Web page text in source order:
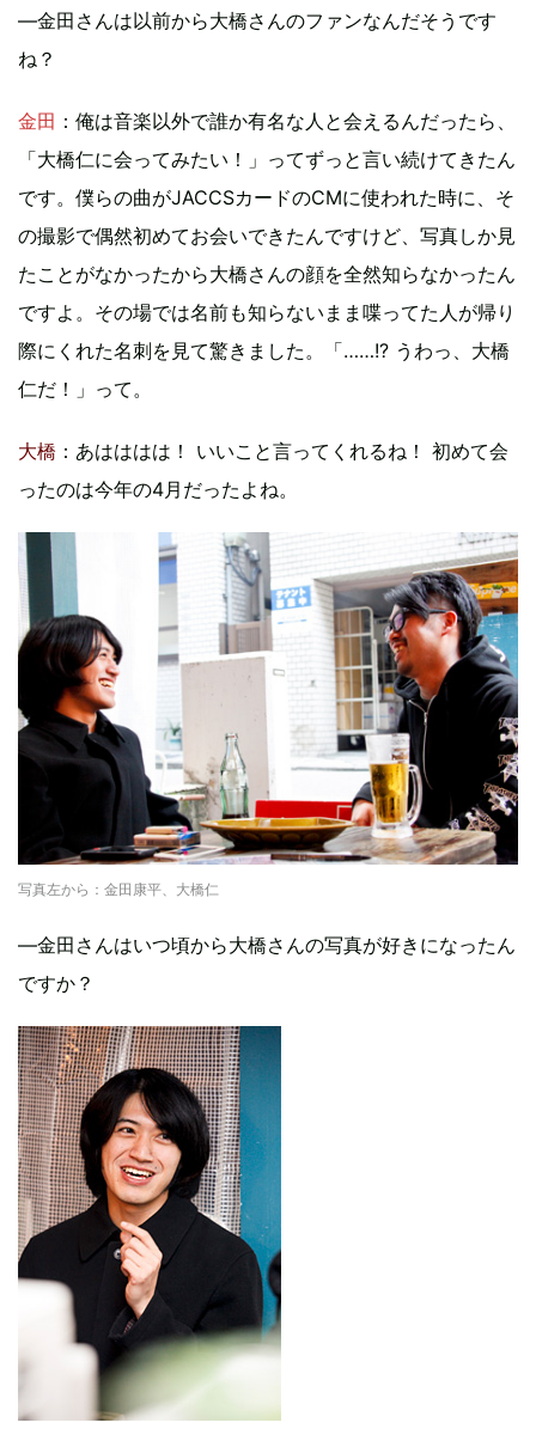
―金田さんは以前から大橋さんのファンなんだそうです
ね？
金田 ：俺は音楽以外で誰か有名な人と会えるんだったら、
「大橋仁に会ってみたい！」ってずっと言い続けてきたん
です。僕らの曲がJACCSカードのCMに使われた時に、そ
の撮影で偶然初めてお会いできたんですけど、写真しか見
たことがなかったから大橋さんの顔を全然知らなかったん
ですよ。その場では名前も知らないまま喋ってた人が帰り
際にくれた名刺を見て驚きました。「……!? うわっ、大橋
仁だ！」って。
大橋 ：あはははは！ いいこと言ってくれるね！ 初めて会
ったのは今年の4月だったよね。
写真左から：金田康平、大橋仁
―金田さんはいつ頃から大橋さんの写真が好きになったん
ですか？